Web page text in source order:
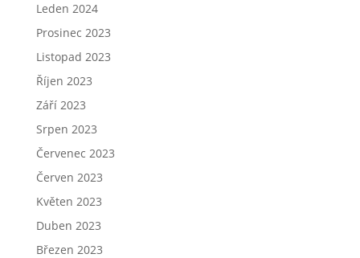
Leden 2024
Prosinec 2023
Listopad 2023
Říjen 2023
Září 2023
Srpen 2023
Červenec 2023
Červen 2023
Květen 2023
Duben 2023
Březen 2023